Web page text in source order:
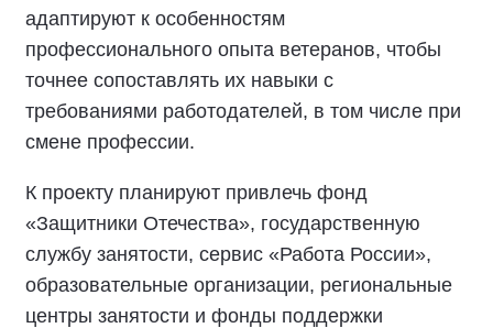
адаптируют к особенностям
профессионального опыта ветеранов, чтобы
точнее сопоставлять их навыки с
требованиями работодателей, в том числе при
смене профессии.
К проекту планируют привлечь фонд
«Защитники Отечества», государственную
службу занятости, сервис «Работа России»,
образовательные организации, региональные
центры занятости и фонды поддержки